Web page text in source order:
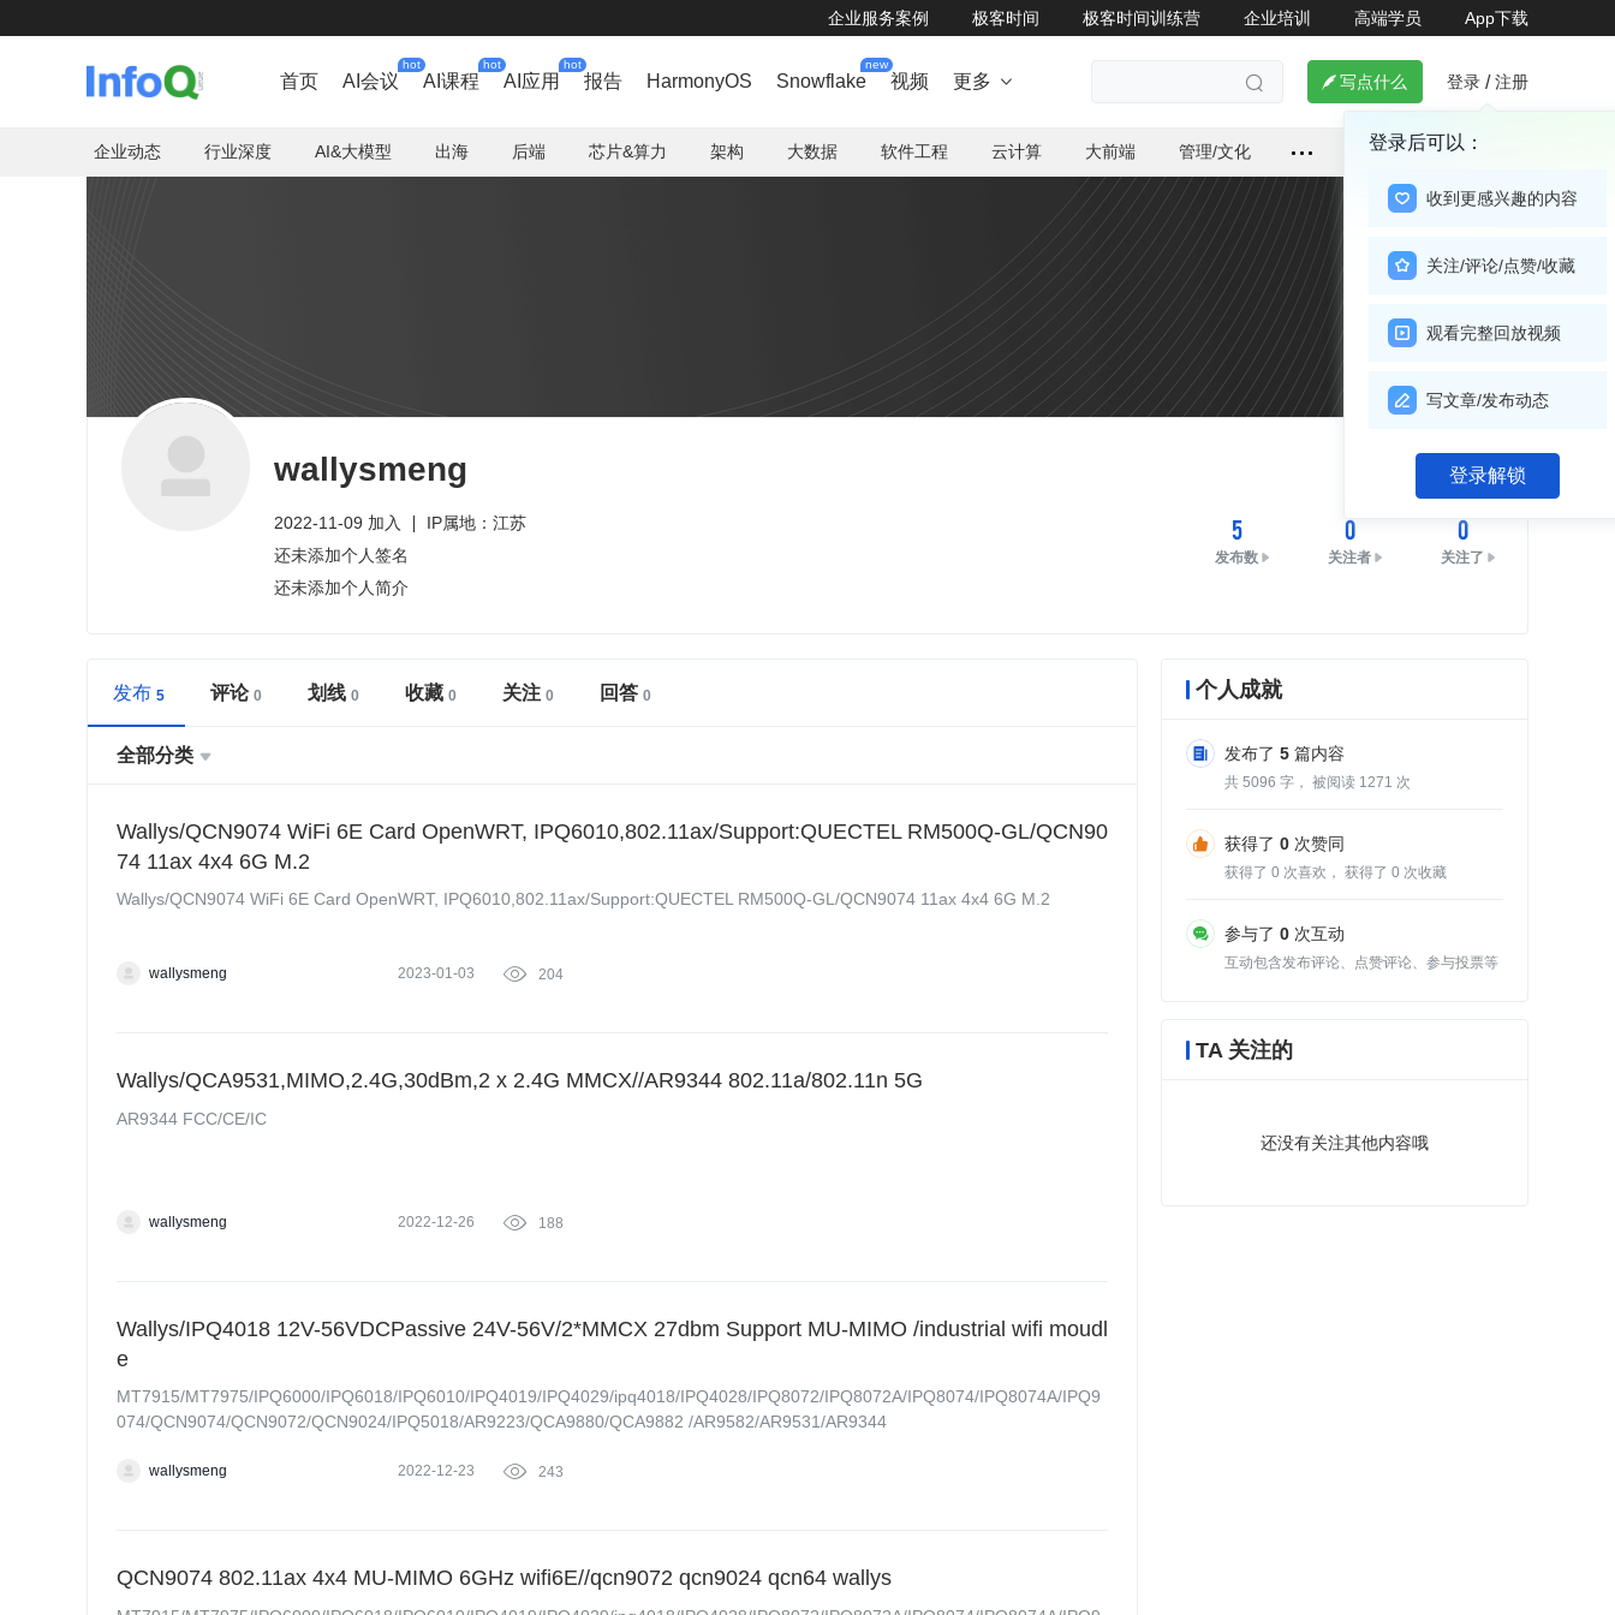
企业服务案例 极客时间 极客时间训练营 企业培训 高端学员 App下载
首页 AI会议
hot
AI课程
hot
AI应用
hot
报告 HarmonyOS Snowflake
new
视频 更多    写点什么 登录 / 注册
登录后可以：
收到更感兴趣的内容
关注/评论/点赞/收藏
观看完整回放视频
写文章/发布动态
登录解锁
企业动态 行业深度 AI&大模型 出海 后端 芯片&算力 架构 大数据 软件工程 云计算 大前端 管理/文化
wallysmeng
2022-11-09 加入
IP属地：江苏
还未添加个人签名
还未添加个人简介
关注
5
发布数
0
关注者
0
关注了
发布 评论 划线 收藏 关注 回答
全部分类 
Wallys/QCN9074 WiFi 6E Card OpenWRT, IPQ6010,802.11ax/Support:QUECTEL RM500Q-GL/QCN90
74 11ax 4x4 6G M.2
Wallys/QCN9074 WiFi 6E Card OpenWRT, IPQ6010,802.11ax/Support:QUECTEL RM500Q-GL/QCN9074 11ax 4x4 6G M.2
wallysmeng 2023-01-03  204
Wallys/QCA9531,MIMO,2.4G,30dBm,2 x 2.4G MMCX//AR9344 802.11a/802.11n 5G
AR9344 FCC/CE/IC
wallysmeng 2022-12-26  188
Wallys/IPQ4018 12V-56VDCPassive 24V-56V/2*MMCX 27dbm Support MU-MIMO /industrial wifi moudl
e
MT7915/MT7975/IPQ6000/IPQ6018/IPQ6010/IPQ4019/IPQ4029/ipq4018/IPQ4028/IPQ8072/IPQ8072A/IPQ8074/IPQ8074A/IPQ9
074/QCN9074/QCN9072/QCN9024/IPQ5018/AR9223/QCA9880/QCA9882 /AR9582/AR9531/AR9344
wallysmeng 2022-12-23  243
QCN9074 802.11ax 4x4 MU-MIMO 6GHz wifi6E//qcn9072 qcn9024 qcn64 wallys
个人成就
发布了 5 篇内容
共 5096 字， 被阅读 1271 次
获得了 0 次赞同
获得了 0 次喜欢， 获得了 0 次收藏
参与了 0 次互动
互动包含发布评论、点赞评论、参与投票等
TA 关注的
还没有关注其他内容哦